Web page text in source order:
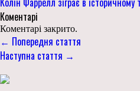
Коментарі
Коментарі закрито.
← Попередня стаття
Наступна стаття →